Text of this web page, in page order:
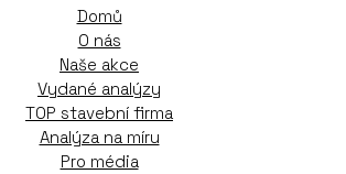
Domů
O nás
Naše akce
Vydané analýzy
TOP stavební firma
Analýza na míru
Pro média